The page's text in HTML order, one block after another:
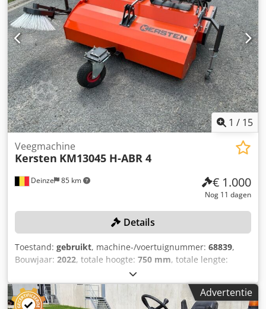
1 / 15
Deinze 85 km
Veegmachine
Kersten KM13045 H-ABR 4
€ 1.000
Nog 11 dagen
Details
Toestand: gebruikt, machine-/voertuignummer: 68839,
Bouwjaar: 2022, totale hoogte: 750 mm, totale lengte:
1.200 mm
Werkbreedte: 1.300 cm Snelwisselsysteem: ja
Werkbreedte: 1300 mm Crsdjzrwxlspfx Ai Rof Advertentie